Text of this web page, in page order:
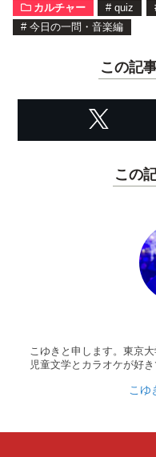
カルチャー # quiz
# 今日の一問・音楽編
この記
この
こゆきと申します。東京
児童文学とカラオケが好
こゆ